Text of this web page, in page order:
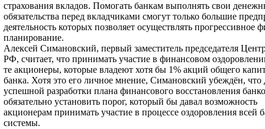
страхования вкладов. Помогать банкам выполнять свои
обязательства перед вкладчиками смогут только большие
деятельность которых позволяет осуществлять прогрессивное
планирование.
Алексей Симановский, первый заместитель председателя
РФ, считает, что принимать участие в финансовом
те акционеры, которые владеют хотя бы 1% акций общего
банка. Хотя это его личное мнение, Симановский убеждён, что
успешной разработки плана финансового восстановления
обязательно установить порог, который бы давал возможность
акционерам принимать участие в процессе оздоровления всей
системы.